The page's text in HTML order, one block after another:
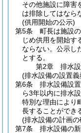
その他施設に障害
は排除してはなら
(供用開始の公示)
第5条
町長は施設
じめ供用を開始す
ならない。 公示し
とする。
第2章
排水
(排水設備の設置義
第6条
排水設備設
ら3年以内に排水
特別な理由により
長することができ
(排水設備の計画の
第7条
排水設備の